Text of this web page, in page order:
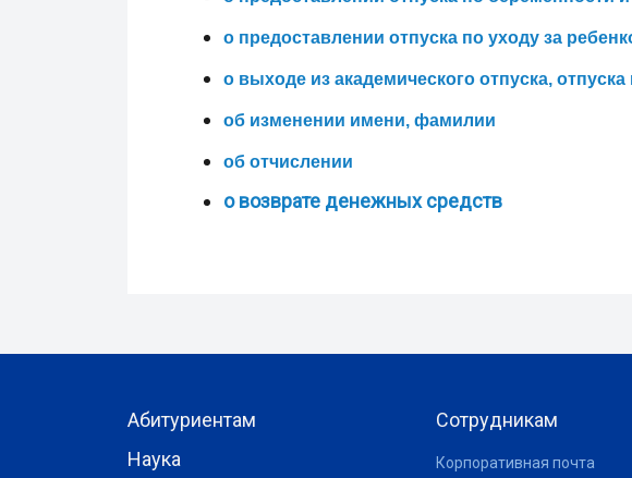
о предоставлении отпуска по уходу за
о выходе из академического отпуска,
об изменении имени, фамилии
об отчислении
о возврате денежных средств
Абитуриентам
Наука
Сотрудникам
Корпоративная почта